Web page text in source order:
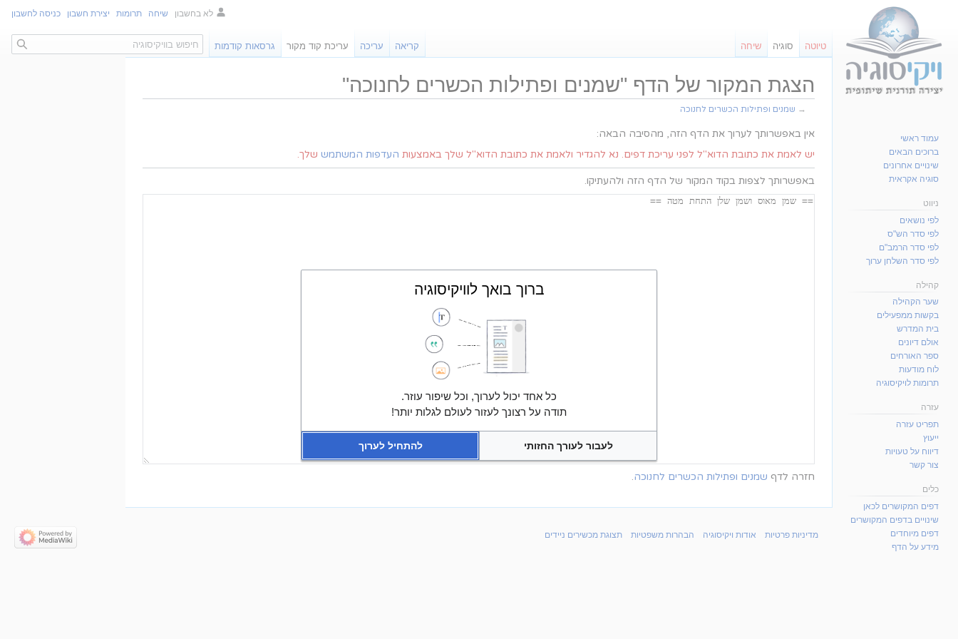
הצגת המקור של הדף "שמנים ופתילות הכשרים לחנוכה"
→ שמנים ופתילות הכשרים לחנוכה
קפיצה
לניווט
קפיצה
לחיפוש
אין באפשרותך לערוך את הדף הזה, מהסיבה הבאה:
יש לאמת את כתובת הדוא"ל לפני עריכת דפים. נא להגדיר ולאמת את כתובת הדוא"ל שלך באמצעות העדפות המשתמש שלך.
באפשרותך לצפות בקוד המקור של הדף הזה ולהעתיקו.
חזרה לדף שמנים ופתילות הכשרים לחנוכה.
לא בחשבון שיחה תרומות יצירת חשבון כניסה לחשבון
טיוטה סוגיה שיחה קריאה עריכה עריכת קוד מקור גרסאות קודמות חיפוש
עמוד ראשי
ברוכים הבאים
שינויים אחרונים
סוגיה אקראית
ניווט
לפי נושאים
לפי סדר הש"ס
לפי סדר הרמב"ם
לפי סדר השלחן ערוך
קהילה
שער הקהילה
בקשות ממפעילים
בית המדרש
אולם דיונים
ספר האורחים
לוח מודעות
תרומות לויקיסוגיה
עזרה
תפריט עזרה
ייעוץ
דיווח על טעויות
צור קשר
כלים
דפים המקושרים לכאן
שינויים בדפים המקושרים
דפים מיוחדים
מידע על הדף
מדיניות פרטיות אודות ויקיסוגיה הבהרות משפטיות תצוגת מכשירים ניידים
ברוך בואך לוויקיסוגיה
כל אחד יכול לערוך, וכל שיפור עוזר.
תודה על רצונך לעזור לעולם לגלות יותר!
לעבור לעורך החזותי להתחיל לערוך